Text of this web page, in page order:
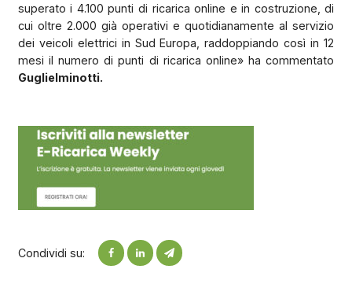
superato i 4.100 punti di ricarica online e in costruzione, di
cui oltre 2.000 già operativi e quotidianamente al servizio
dei veicoli elettrici in Sud Europa, raddoppiando così in 12
mesi il numero di punti di ricarica online» ha commentato
Guglielminotti.
Condividi su: